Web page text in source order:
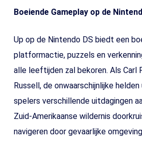
Boeiende Gameplay op de
Up op de Nintendo DS biedt een
platformactie, puzzels en
alle leeftijden zal bekoren. Als Carl
Russell, de onwaarschijnlijke
spelers verschillende uitdagingen
Zuid-Amerikaanse wildernis
navigeren door gevaarlijke